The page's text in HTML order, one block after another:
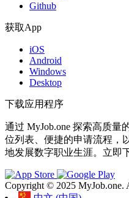
Github
获取App
iOS
Android
Windows
Desktop
下载应用程序
通过 MyJob.one 探索高质量
位列表、便捷的申请流程，
地发展数字职业生涯。立即
Copyright © 2025 MyJob.one.